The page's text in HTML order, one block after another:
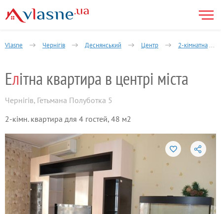
Vlasne Чернігів Деснянський Центр 2-кімнатна
Елітна квартира в центрі міста
Чернігів, Гетьмана Полуботка 5
2-кімн. квартира для 4 гостей, 48 м2